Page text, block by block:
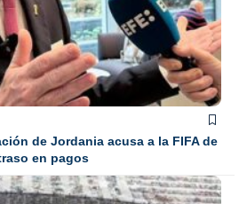
de Jordania acusa a la FIFA de
en pagos